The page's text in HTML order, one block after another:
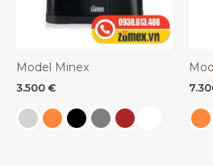
Model Minex
3.500 €